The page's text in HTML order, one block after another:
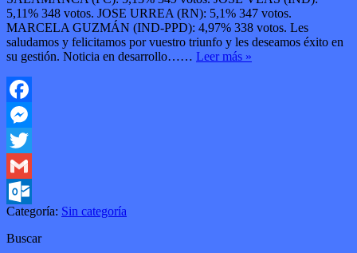
5,11% 348 votos. JOSE URREA (RN): 5,1% 347 votos.
MARCELA GUZMÁN (IND-PPD): 4,97% 338 votos. Les
saludamos y felicitamos por vuestro triunfo y les deseamos éxito en
su gestión. Noticia en desarrollo…… Leer más »
Facebook
Messenger
Twitter
Gmail
Outlook.com
Categoría: Sin categoría
Buscar